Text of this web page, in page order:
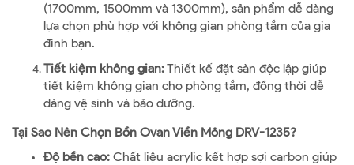
(1700mm, 1500mm và 1300mm), sản phẩm dễ dàng
lựa chọn phù hợp với không gian phòng tắm của gia
đình bạn.
Tiết kiệm không gian:Thiết kế đặt sàn độc lập giúp
tiết kiệm không gian cho phòng tắm, đồng thời dễ
dàng vệ sinh và bảo dưỡng.
Tại Sao Nên Chọn Bồn Ovan Viền Mỏng DRV-1235?
Độ bền cao: Chất liệu acrylic kết hợp sợi carbon giúp